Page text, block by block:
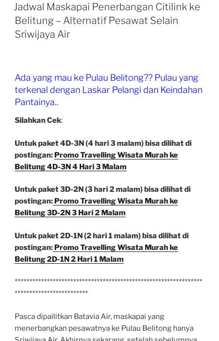
ke
Belitung
2
Malam”
ON
Jadwal Maskapai Penerbangan Citilink ke
Belitung – Alternatif Pesawat Selain
Sriwijaya Air
Ada yang mau ke Pulau Belitong?? Pulau yang
terkenal dengan Laskar Pelangi dan Keindahan
Pantainya..
Silahkan Cek:
Untuk paket 4D-3N (4 hari 3 malam) bisa dilihat di
postingan: Promo Travelling Wisata Murah ke
Belitung 4D-3N 4 Hari 3 Malam
Untuk paket 3D-2N (3 hari 2 malam) bisa dilihat di
postingan: Promo Travelling Wisata Murah ke
Belitung 3D-2N 3 Hari 2 Malam
Untuk paket 2D-1N (2 hari 1 malam) bisa dilihat di
postingan: Promo Travelling Wisata Murah ke
Belitung 2D-1N 2 Hari 1 Malam
****************************************************************
*************************
Pasca dipailitkan Batavia Air, maskapai yang
menerbangkan pesawatnya ke Pulau Belitong hanya